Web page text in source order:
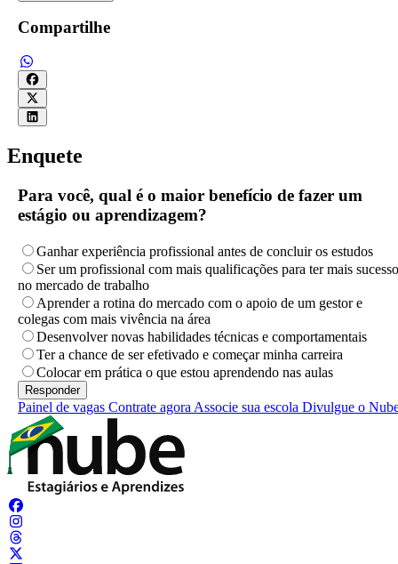
Compartilhe
Enquete
Para você, qual é o maior benefício de fazer um
estágio ou aprendizagem?
Ganhar experiência profissional antes de concluir os estudos
Ser um profissional com mais qualificações para ter mais sucesso
no mercado de trabalho
Aprender a rotina do mercado com o apoio de um gestor e
colegas com mais vivência na área
Desenvolver novas habilidades técnicas e comportamentais
Ter a chance de ser efetivado e começar minha carreira
Colocar em prática o que estou aprendendo nas aulas
Painel de vagas Contrate agora Associe sua escola Divulgue o